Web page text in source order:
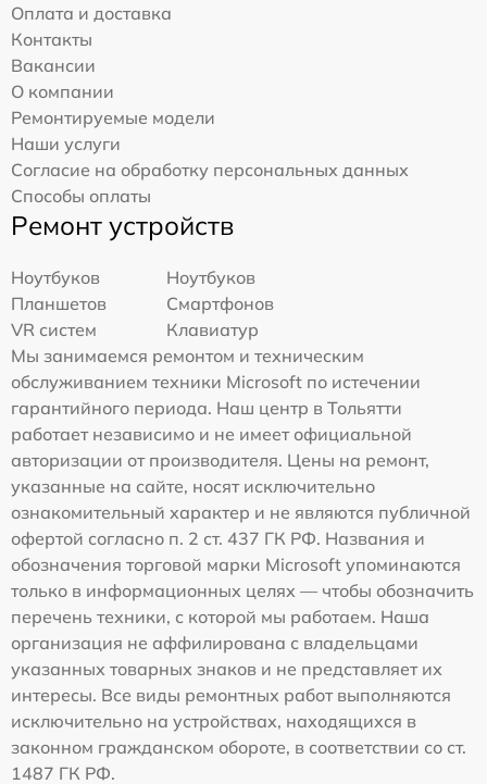
Оплата и доставка
Контакты
Вакансии
О компании
Ремонтируемые модели
Наши услуги
Согласие на обработку персональных данных
Способы оплаты
Ремонт устройств
Ноутбуков
Ноутбуков
Планшетов
Смартфонов
VR систем
Клавиатур
Мы занимаемся ремонтом и техническим
обслуживанием техники Microsoft по истечении
гарантийного периода. Наш центр в Тольятти
работает независимо и не имеет официальной
авторизации от производителя. Цены на ремонт,
указанные на сайте, носят исключительно
ознакомительный характер и не являются публичной
офертой согласно п. 2 ст. 437 ГК РФ. Названия и
обозначения торговой марки Microsoft упоминаются
только в информационных целях — чтобы обозначить
перечень техники, с которой мы работаем. Наша
организация не аффилирована с владельцами
указанных товарных знаков и не представляет их
интересы. Все виды ремонтных работ выполняются
исключительно на устройствах, находящихся в
законном гражданском обороте, в соответствии со ст.
1487 ГК РФ.